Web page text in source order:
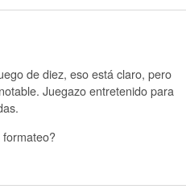
de diez, eso está claro, pero
Juegazo entretenido para